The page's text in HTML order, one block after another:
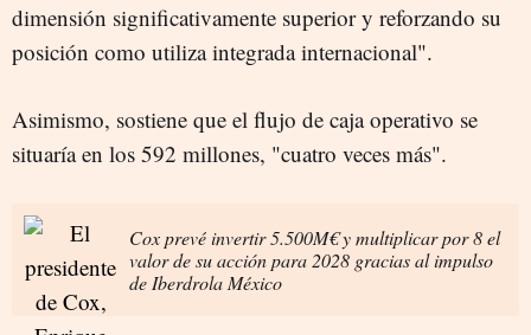
dimensión significativamente superior y reforzando su
posición como utiliza integrada internacional".
Asimismo, sostiene que el flujo de caja operativo se
situaría en los 592 millones, "cuatro veces más".
Cox prevé invertir 5.500M€ y multiplicar por 8 el
valor de su acción para 2028 gracias al impulso
de Iberdrola México